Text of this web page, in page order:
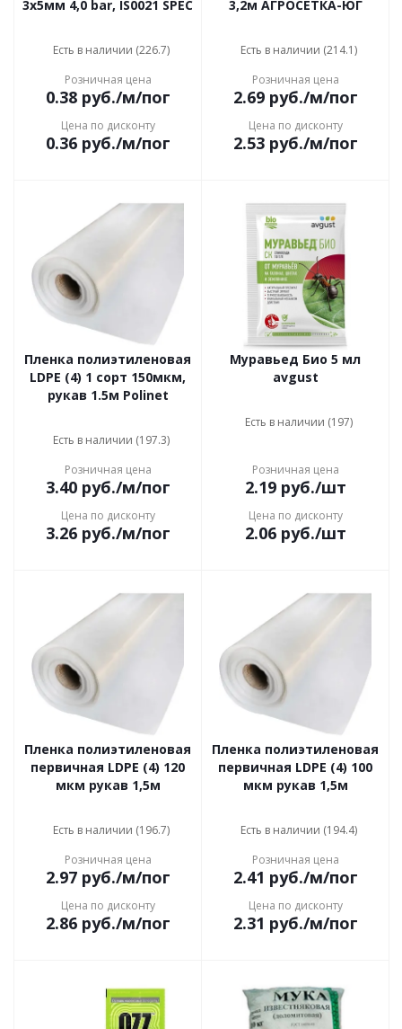
3х5мм 4,0 bar, IS0021 SPEC
Есть в наличии (226.7)
Розничная цена
0.38руб./м/пог
Цена по дисконту
0.36руб./м/пог
3,2м АГРОСЕТКА-ЮГ
Есть в наличии (214.1)
Розничная цена
2.69руб./м/пог
Цена по дисконту
2.53руб./м/пог
Пленка полиэтиленовая
LDPE (4) 1 сорт 150мкм,
рукав 1.5м Polinet
Есть в наличии (197.3)
Розничная цена
3.40руб./м/пог
Цена по дисконту
3.26руб./м/пог
Муравьед Био 5 мл
avgust
Есть в наличии (197)
Розничная цена
2.19руб./шт
Цена по дисконту
2.06руб./шт
Пленка полиэтиленовая
первичная LDPE (4) 120
мкм рукав 1,5м
Есть в наличии (196.7)
Розничная цена
2.97руб./м/пог
Цена по дисконту
2.86руб./м/пог
Пленка полиэтиленовая
первичная LDPE (4) 100
мкм рукав 1,5м
Есть в наличии (194.4)
Розничная цена
2.41 руб./м/пог
Цена по дисконту
2.31 руб./м/пог